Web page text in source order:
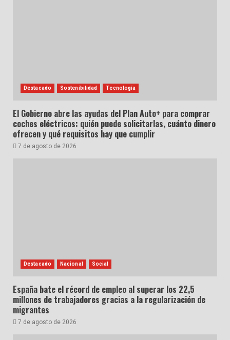
Destacado Sostenibilidad Tecnología
El Gobierno abre las ayudas del Plan Auto+ para comprar
coches eléctricos: quién puede solicitarlas, cuánto dinero
ofrecen y qué requisitos hay que cumplir
7 de agosto de 2026
Destacado Nacional Social
España bate el récord de empleo al superar los 22,5
millones de trabajadores gracias a la regularización de
migrantes
7 de agosto de 2026